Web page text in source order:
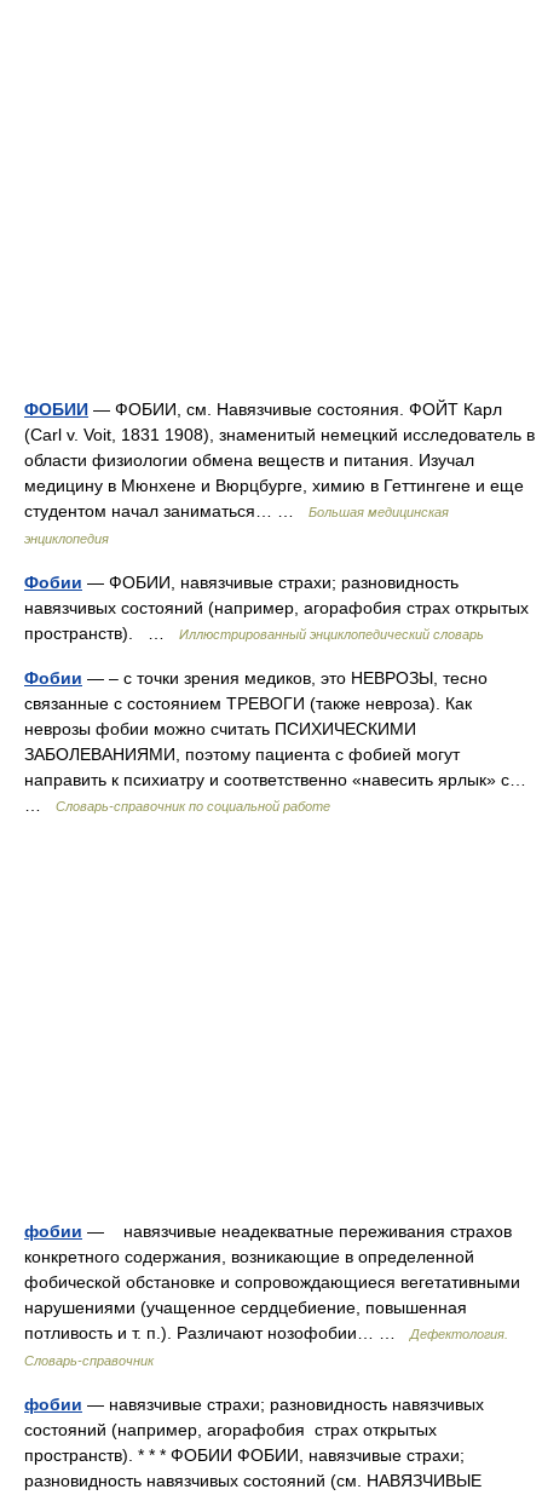
ФОБИИ — ФОБИИ, см. Навязчивые состояния. ФОЙТ Карл
(Carl v. Voit, 1831 1908), знаменитый немецкий исследователь в
области физиологии обмена веществ и питания. Изучал
медицину в Мюнхене и Вюрцбурге, химию в Геттингене и еще
студентом начал заниматься… …
Большая медицинская
энциклопедия
Фобии — ФОБИИ, навязчивые страхи; разновидность
навязчивых состояний (например, агорафобия страх открытых
пространств). …
Иллюстрированный энциклопедический словарь
Фобии — – с точки зрения медиков, это НЕВРОЗЫ, тесно
связанные с состоянием ТРЕВОГИ (также невроза). Как
неврозы фобии можно считать ПСИХИЧЕСКИМИ
ЗАБОЛЕВАНИЯМИ, поэтому пациента с фобией могут
направить к психиатру и соответственно «навесить ярлык» с…
Словарь-справочник по социальной работе
фобии — навязчивые неадекватные переживания страхов
конкретного содержания, возникающие в определенной
фобической обстановке и сопровождающиеся вегетативными
нарушениями (учащенное сердцебиение, повышенная
потливость и т. п.). Различают нозофобии… …
Дефектология.
Словарь-справочник
фобии — навязчивые страхи; разновидность навязчивых
состояний (например, агорафобия страх открытых
пространств). * * * ФОБИИ ФОБИИ, навязчивые страхи;
разновидность навязчивых состояний (см. НАВЯЗЧИВЫЕ